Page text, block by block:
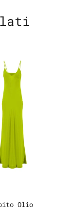
Olio